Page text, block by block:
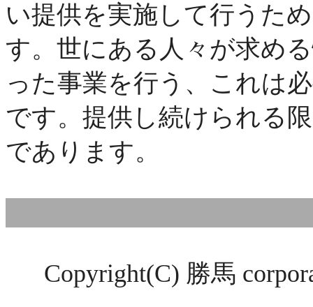
い提供を実施して行うた
す。世にある人々が求め
った事業を行う、これは
です。提供し続けられる
であります。
Copyright(C) 勝馬